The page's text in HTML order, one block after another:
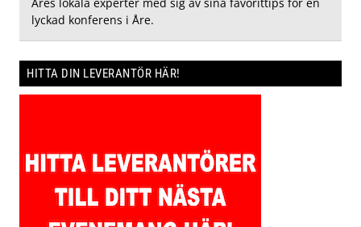
Åres lokala experter med sig av sina favorittips för en
lyckad konferens i Åre.
HITTA DIN LEVERANTÖR HÄR!